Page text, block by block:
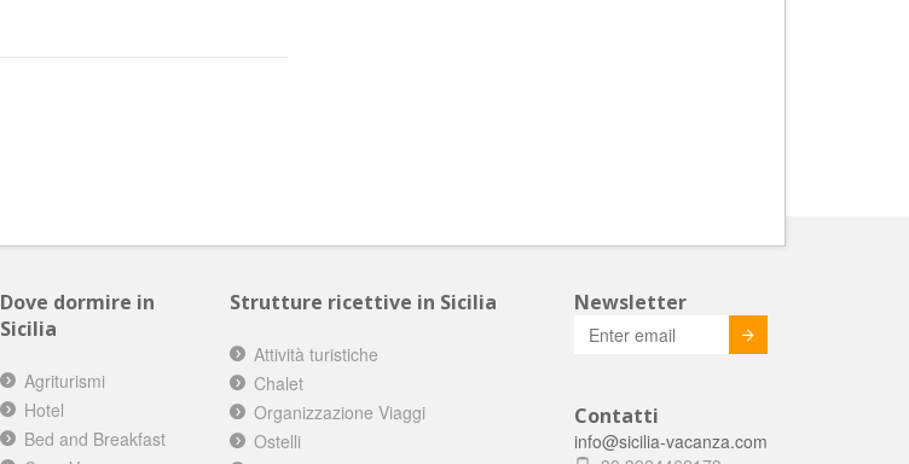
Dove dormire in
Sicilia
Agriturismi
Hotel
Bed and Breakfast
Strutture ricettive in Sicilia
Attività turistiche
Chalet
Organizzazione Viaggi
Ostelli
Newsletter
Invia
Contatti
info@sicilia-vacanza.com